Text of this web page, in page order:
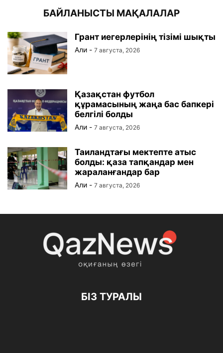
БАЙЛАНЫСТЫ МАҚАЛАЛАР
Грант иегерлерінің тізімі шықты
Али - 7 августа, 2026
Қазақстан футбол
құрамасының жаңа бас бапкері
белгілі болды
Али - 7 августа, 2026
Таиландтағы мектепте атыс
болды: қаза тапқандар мен
жараланғандар бар
Али - 7 августа, 2026
БІЗ ТУРАЛЫ